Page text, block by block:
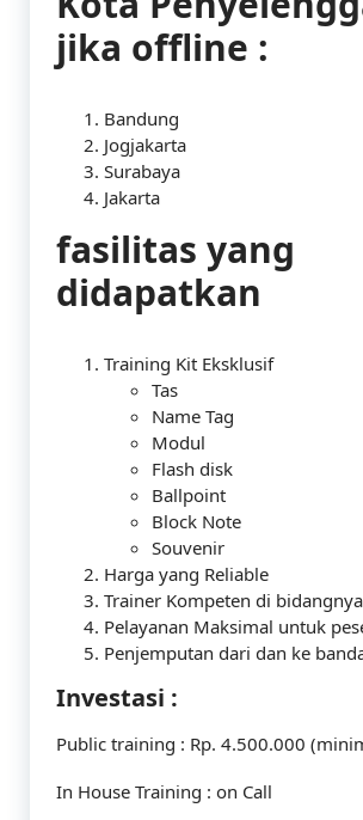
jika offline :
Bandung
Jogjakarta
Surabaya
Jakarta
fasilitas yang
didapatkan
Training Kit Eksklusif
Tas
Name Tag
Modul
Flash disk
Ballpoint
Block Note
Souvenir
Harga yang Reliable
Trainer Kompeten di bidangnya
Pelayanan Maksimal untuk
Penjemputan dari dan ke
Investasi :
Public training : Rp. 4.500.000
In House Training : on Call